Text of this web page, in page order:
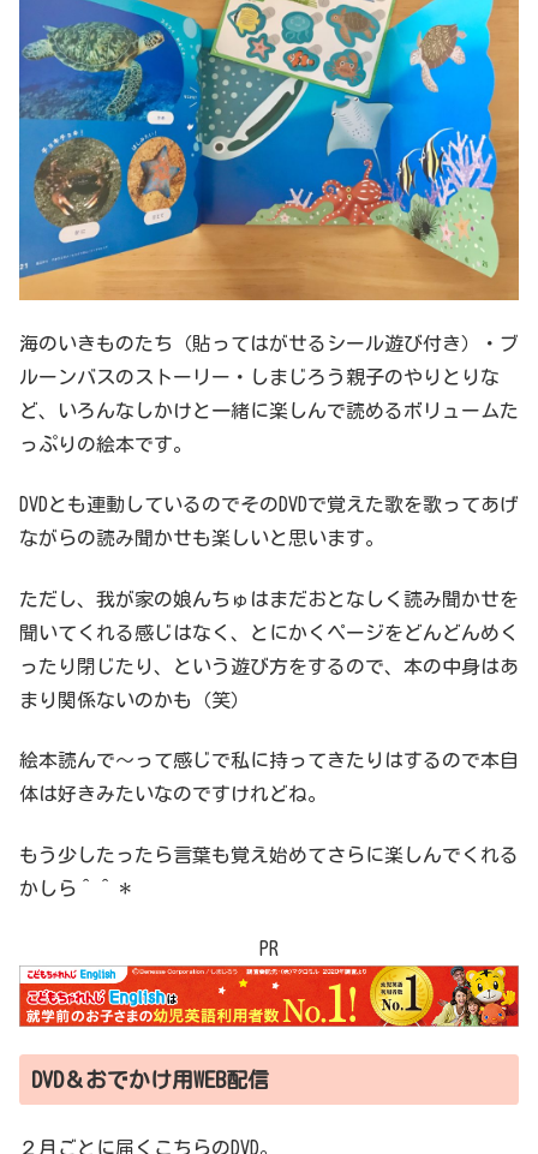
海のいきものたち（貼ってはがせるシール遊び付き）・ブ
ルーンバスのストーリー・しまじろう親子のやりとりな
ど、いろんなしかけと一緒に楽しんで読めるボリュームた
っぷりの絵本です。
DVDとも連動しているのでそのDVDで覚えた歌を歌ってあげ
ながらの読み聞かせも楽しいと思います。
ただし、我が家の娘んちゅはまだおとなしく読み聞かせを
聞いてくれる感じはなく、とにかくページをどんどんめく
ったり閉じたり、という遊び方をするので、本の中身はあ
まり関係ないのかも（笑）
絵本読んで〜って感じで私に持ってきたりはするので本自
体は好きみたいなのですけれどね。
もう少したったら言葉も覚え始めてさらに楽しんでくれる
かしら＾＾＊
PR
DVD＆おでかけ用WEB配信
２月ごとに届くこちらのDVD。